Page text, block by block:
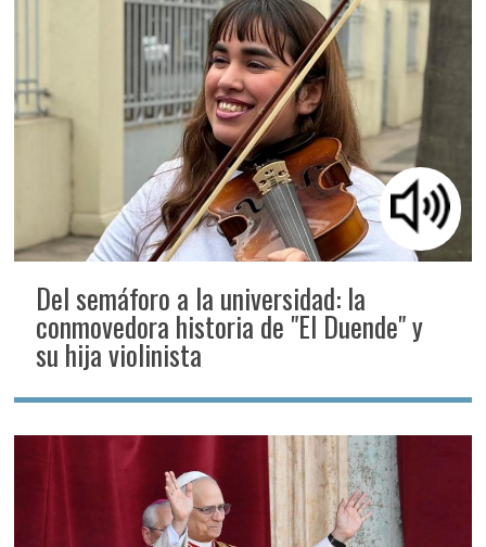
Del semáforo a la universidad: la
conmovedora historia de "El Duende" y
su hija violinista